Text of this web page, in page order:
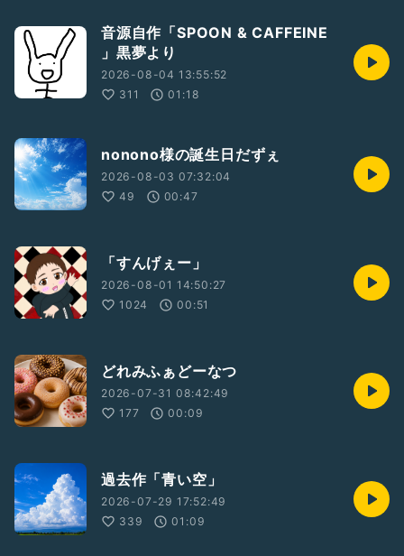
音源自作「SPOON & CAFFEINE
」黒夢より
2026-08-04 13:55:52
311
01:18
nonono様の誕生日だずぇ
2026-08-03 07:32:04
49
00:47
「すんげぇー」
2026-08-01 14:50:27
1024
00:51
どれみふぁどーなつ
2026-07-31 08:42:49
177
00:09
過去作「青い空」
2026-07-29 17:52:49
339
01:09